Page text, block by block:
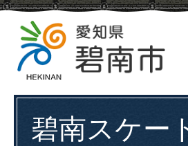
碧南スケー